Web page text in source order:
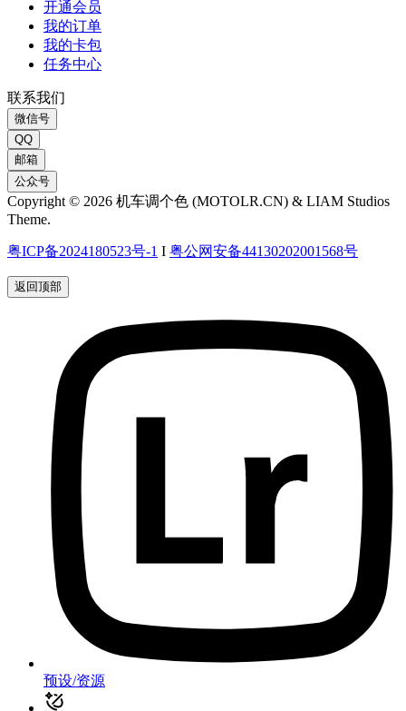
开通会员
我的订单
我的卡包
任务中心
联系我们
微信号
QQ
邮箱
公众号
Copyright © 2026 机车调个色 (MOTOLR.CN) & LIAM Studios
Theme.
粤ICP备2024180523号-1 I 粤公网安备44130202001568号
返回顶部
预设/资源